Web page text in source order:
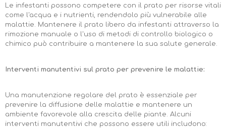
Le infestanti possono competere con il prato per risorse vitali
come l'acqua e i nutrienti, rendendolo più vulnerabile alle
malattie. Mantenere il prato libero da infestanti attraverso la
rimozione manuale o l'uso di metodi di controllo biologico o
chimico può contribuire a mantenere la sua salute generale.
Interventi manutentivi sul prato per prevenire le malattie:
Una manutenzione regolare del prato è essenziale per
prevenire la diffusione delle malattie e mantenere un
ambiente favorevole alla crescita delle piante. Alcuni
interventi manutentivi che possono essere utili includono: